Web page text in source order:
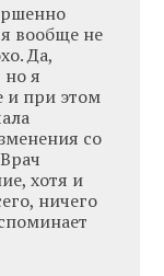
вообще не
Да,
но я
и при этом
со
хотя и
ничего